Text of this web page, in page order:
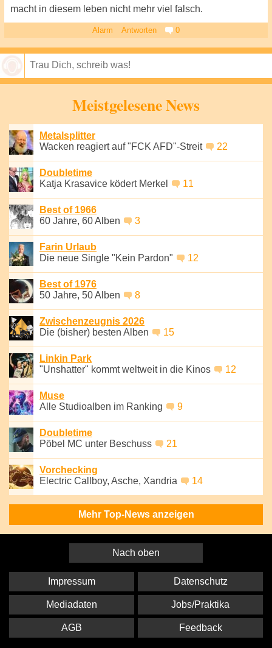
macht in diesem leben nicht mehr viel falsch.
Alarm Antworten 0
Meistgelesene News
Metalsplitter
Wacken reagiert auf "FCK AFD"-Streit
22
Doubletime
Katja Krasavice ködert Merkel
11
Best of 1966
60 Jahre, 60 Alben
3
Farin Urlaub
Die neue Single "Kein Pardon"
12
Best of 1976
50 Jahre, 50 Alben
8
Zwischenzeugnis 2026
Die (bisher) besten Alben
15
Linkin Park
"Unshatter" kommt weltweit in die Kinos
12
Muse
Alle Studioalben im Ranking
9
Doubletime
Pöbel MC unter Beschuss
21
Vorchecking
Electric Callboy, Asche, Xandria
14
Mehr Top-News anzeigen
Nach oben
Impressum Datenschutz
Mediadaten Jobs/Praktika
AGB Feedback